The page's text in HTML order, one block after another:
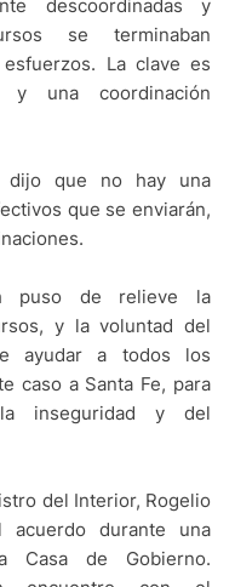
descoordinadas y
se terminaban
La clave es
y una coordinación
dijo que no hay una
que se enviarán,
puso de relieve la
y la voluntad del
ayudar a todos los
caso a Santa Fe, para
inseguridad y del
del Interior, Rogelio
acuerdo durante una
Casa de Gobierno.